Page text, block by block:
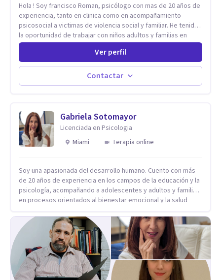
Hola ! Soy francisco Roman, psicólogo con mas de 20 años de
experiencia, tanto en clinica como en acompañamiento
psicosocial a victimas de violencia social y familiar. He tenido
la oportunidad de trabajar con niños adultos y familias en
todos los espacios y esto me ha dado un una variedad de
aprendizajes que ahora pongo a tu disposicion. En la
actualidad puedo atenderte de manera presencial y/o virtual,
de lunes a sabado. el costo de cada sesión lo acordamos en
el primer contacto
Ver perfil
Contactar
Gabriela Sotomayor
Licenciada en Psicologia
Miami
Terapia online
Soy una apasionada del desarrollo humano. Cuento con más
de 20 años de experiencia en los campos de la educación y la
psicología, acompañando a adolescentes y adultos y familias
en procesos orientados al bienestar emocional y la salud
las personas accedan a una vida más digna, plena y con
sentido. Considero que esto es posible cuando
desarrollamos una mayor conciencia de nuestro mundo
interior y de la manera en que nuestras experiencias influyen
en nuestra forma de sentir, pensar y relacionarnos. Mi misión
es ofrecer un espacio de acompañamiento en salud mental